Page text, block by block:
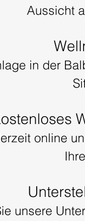
Aussicht
in der
online
unsere